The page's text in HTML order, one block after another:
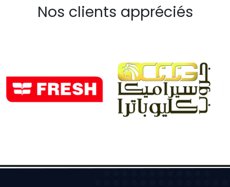
Nos clients appréciés